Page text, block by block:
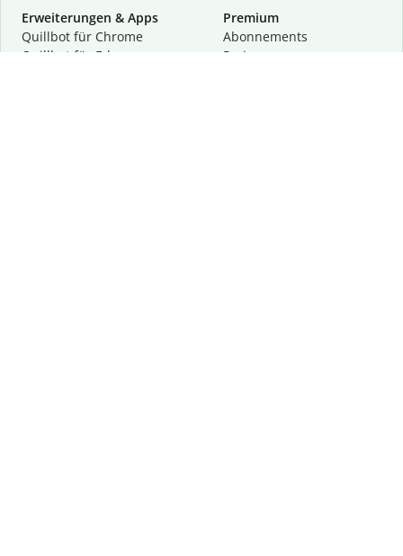
Erweiterungen & Apps
Quillbot für Chrome
Quillbot für Edge
Premium
Abon­ne­ments
Preise